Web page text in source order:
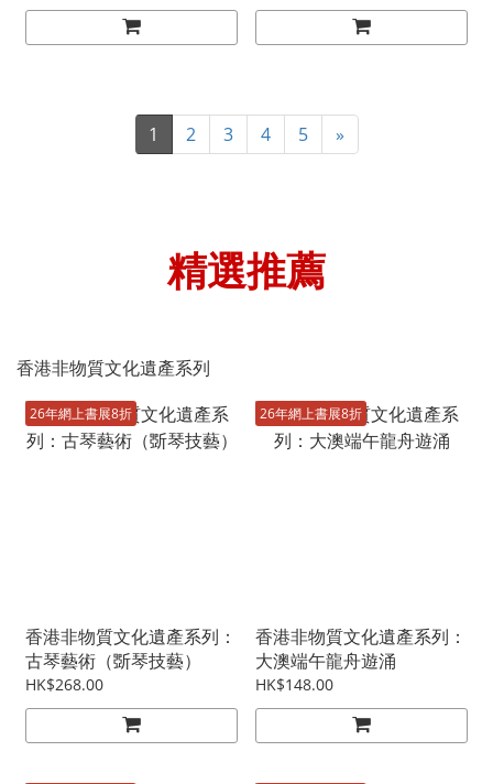
1 2 3 4 5 »
精選推薦
香港非物質文化遺產系列
26年網上書展8折
香港非物質文化遺產系列：
古琴藝術（斲琴技藝）
HK$268.00
26年網上書展8折
香港非物質文化遺產系列：
大澳端午龍舟遊涌
HK$148.00